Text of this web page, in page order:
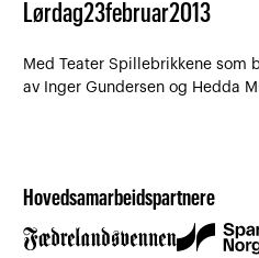
Lørdag23februar2013
Med Teater Spillebrikkene som
av Inger Gundersen og Hedda
Hovedsamarbeidspartnere